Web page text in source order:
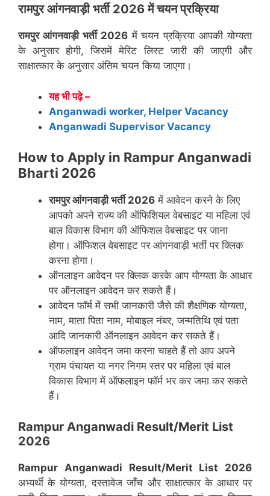
रामपुरआंगनवाड़ी भर्ती 2026 में चयन प्रक्रिया
रामपुर आंगनवाड़ी भर्ती 2026में चयन प्रक्रिया आपकी योग्यता
के अनुसार होगी, जिसमें मेरिट लिस्ट जारी की जाएगी और
साक्षात्कार के अनुसार अंतिम चयन किया जाएगा।
यह भी पढ़े –
Anganwadi worker, Helper Vacancy
Anganwadi Supervisor Vacancy
How to Apply in Rampur Anganwadi
Bharti 2026
रामपुरआंगनवाड़ी भर्ती 2026 में आवेदन करने के लिए
आपको अपने राज्य की ऑफिशियल वेबसाइट या महिला एवं
बाल विकास विभाग की ऑफिशल वेबसाइट पर जाना
होगा। ऑफिशल वेबसाइट पर आंगनवाड़ी भर्ती पर क्लिक
करना होगा।
ऑनलाइन आवेदन पर क्लिक करके आप योग्यता के आधार
पर ऑनलाइन आवेदन कर सकते हैं।
आवेदन फॉर्म में सभी जानकारी जैसे की शैक्षणिक योग्यता,
नाम, माता पिता नाम, मोबाइल नंबर, जन्मतिथि एवं पता
आदि जानकारी ऑनलाइन आवेदन कर सकते हैं।
ऑफलाइन आवेदन जमा करना चाहते हैं तो आप अपने
ग्राम पंचायत या नगर निगम स्तर पर महिला एवं बाल
विकास विभाग में ऑफलाइन फॉर्म भर कर जमा कर सकते
हैं।
Rampur Anganwadi Result/Merit List
2026
Rampur Anganwadi Result/Merit List 2026
अभ्यर्थी के योग्यता, दस्तावेज जाँच और साक्षात्कार के आधार पर